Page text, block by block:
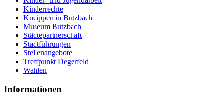
Kinderrechte
Kneippen in Butzbach
Museum Butzbach
Städtepartnerschaft
Stadtführungen
Stellenangebote
Treffpunkt Degerfeld
Wahlen
Informationen